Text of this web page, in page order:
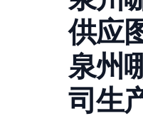
供应
泉州
司生